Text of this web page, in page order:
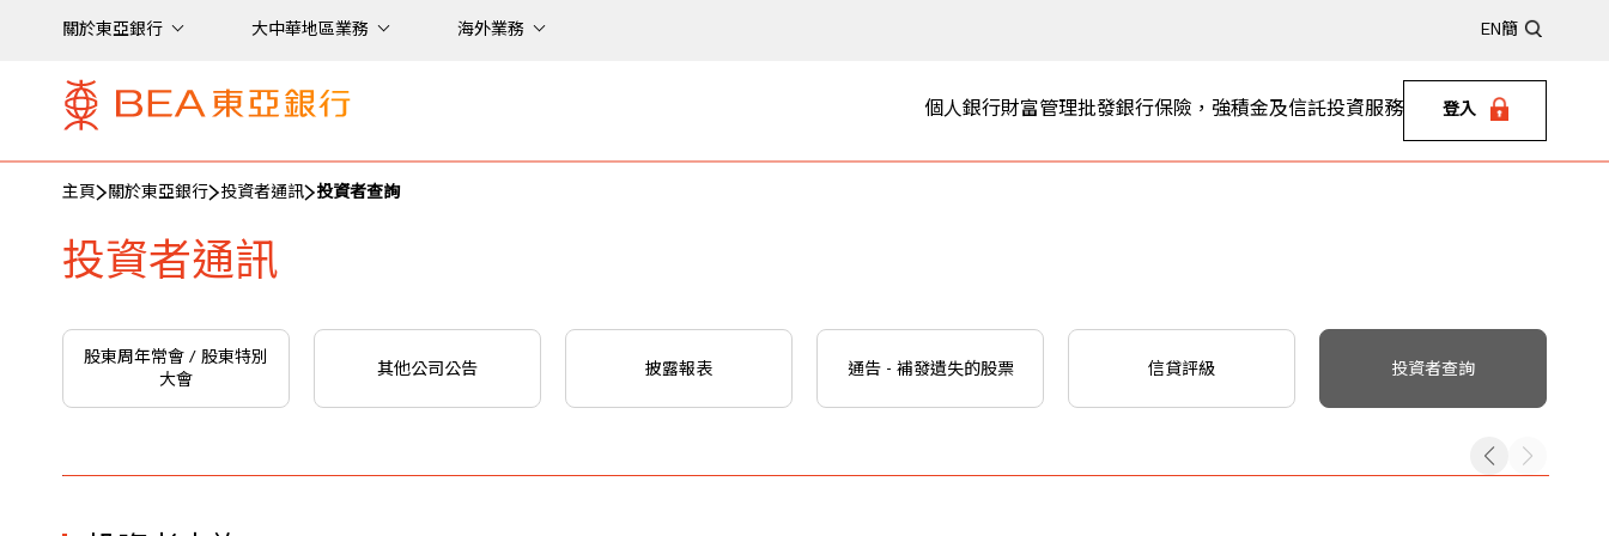
關於東亞銀行 大中華地區業務 海外業務 EN 簡
個人銀行財富管理批發銀行保險，強積金及信託投資服務 登入
主頁 關於東亞銀行 投資者通訊 投資者查詢
投資者通訊
股東周年常會 / 股東特別
大會
其他公司公告 披露報表 通告 - 補發遺失的股票 信貸評級 投資者查詢